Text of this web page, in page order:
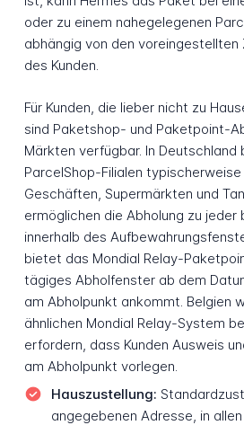
oder zu einem nahegelegenen
abhängig von den
des Kunden.
Für Kunden, die lieber nicht zu
sind Paketshop- und Paketpoint-
Märkten verfügbar. In Deutschland
ParcelShop-Filialen typischerweise
Geschäften, Supermärkten und
ermöglichen die Abholung zu jeder
innerhalb des
bietet das Mondial Relay-
tägiges Abholfenster ab dem
am Abholpunkt ankommt. Belgien
ähnlichen Mondial Relay-System
erfordern, dass Kunden Ausweis
am Abholpunkt vorlegen.
Hauszustellung:
angegebenen Adresse, in